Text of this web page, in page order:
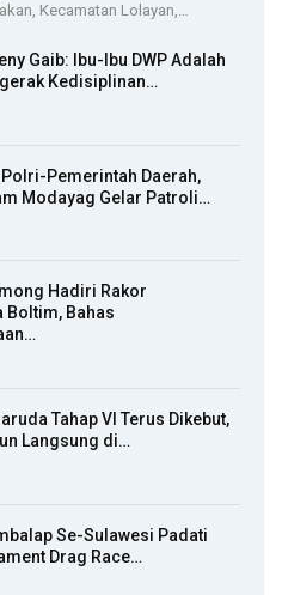
Kecamatan Lolayan,…
Gaib: Ibu-Ibu DWP Adalah
Kedisiplinan…
Pemerintah Daerah,
Modayag Gelar Patroli…
Hadiri Rakor
Boltim, Bahas
Tahap VI Terus Dikebut,
Langsung di…
Se-Sulawesi Padati
Drag Race…